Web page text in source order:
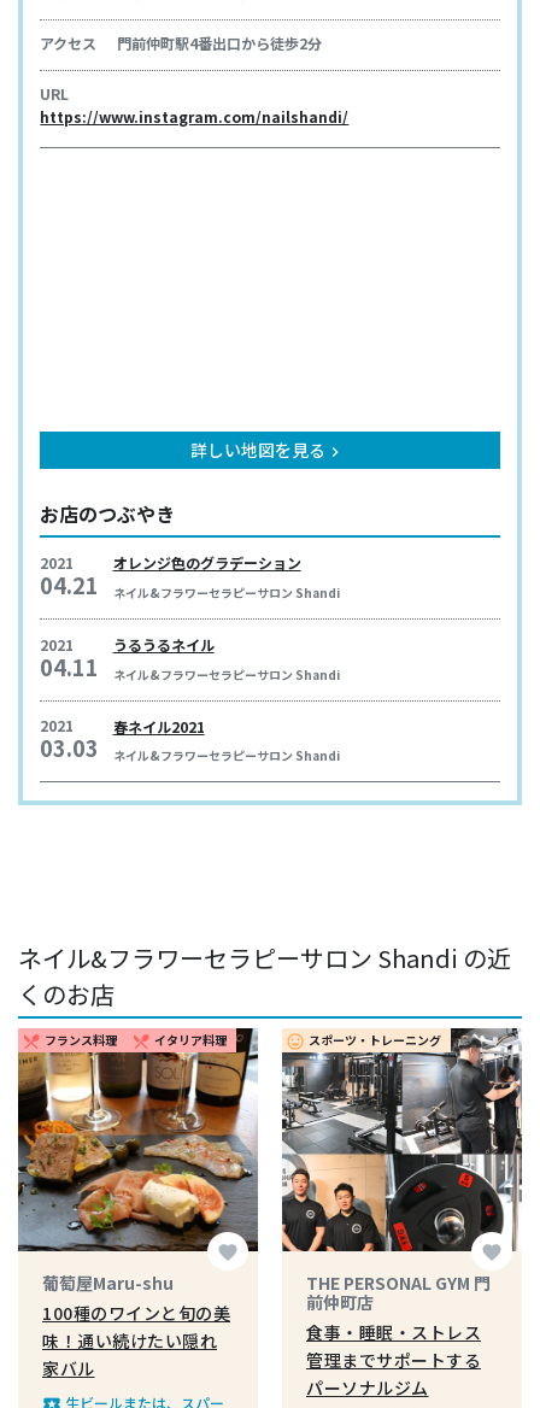
アクセス 門前仲町駅4番出口から徒歩2分
URL
https://www.instagram.com/nailshandi/
詳しい地図を見る keyboard_arrow_right
お店のつぶやき
2021
04.21
オレンジ色のグラデーション
ネイル&フラワーセラピーサロン Shandi
2021
04.11
うるうるネイル
ネイル&フラワーセラピーサロン Shandi
2021
03.03
春ネイル2021
ネイル&フラワーセラピーサロン Shandi
ネイル&フラワーセラピーサロン Shandi の近
くのお店
restaurant_menu フランス料理 restaurant_menu イタリア料理
favorite
葡萄屋Maru-shu
100種のワインと旬の美
味！通い続けたい隠れ
家バル
生ビールまたは、スパー
insert_emoticon スポーツ・トレーニング
favorite
THE PERSONAL GYM 門
前仲町店
食事・睡眠・ストレス
管理までサポートする
パーソナルジム